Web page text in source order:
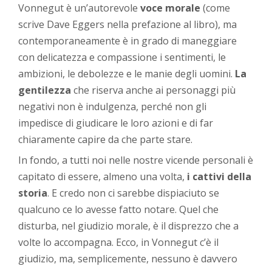
Vonnegut è un’autorevolevoce morale (come
scrive Dave Eggers nella prefazione al libro), ma
contemporaneamente è in grado di maneggiare
con delicatezza e compassione i sentimenti, le
ambizioni, le debolezze e le manie degli uomini. La
gentilezza che riserva anche ai personaggi più
negativi non è indulgenza, perché non gli
impedisce di giudicare le loro azioni e di far
chiaramente capire da che parte stare.
In fondo, a tutti noi nelle nostre vicende personali è
capitato di essere, almeno una volta, i cattivi della
storia. E credo non ci sarebbe dispiaciuto se
qualcuno ce lo avesse fatto notare. Quel che
disturba, nel giudizio morale, è il disprezzo che a
volte lo accompagna. Ecco, in Vonnegut c’è il
giudizio, ma, semplicemente, nessuno è davvero